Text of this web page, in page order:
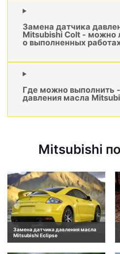
Замена датчика
Mitsubishi Colt - можно
о выполненных
Где можно выполнить
давления масла
Mitsubishi
Замена датчика давления масла
Mitsubishi Eclipse